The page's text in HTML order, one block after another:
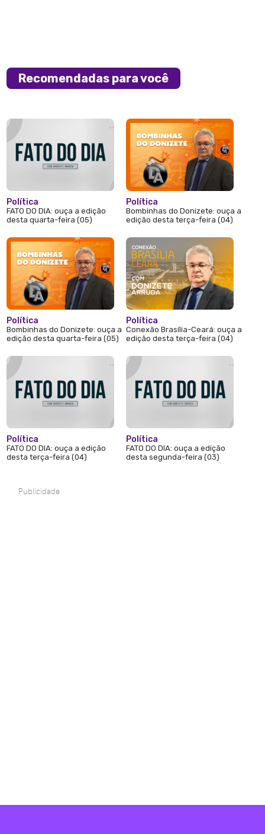
Recomendadas para você
Política
FATO DO DIA: ouça a edição
desta quarta-feira (05)
Política
Bombinhas do Donizete: ouça a
edição desta quarta-feira (05)
Política
FATO DO DIA: ouça a edição
desta terça-feira (04)
Política
Bombinhas do Donizete: ouça a
edição desta terça-feira (04)
Política
Conexão Brasília-Ceará: ouça a
edição desta terça-feira (04)
Política
FATO DO DIA: ouça a edição
desta segunda-feira (03)
Publicidade